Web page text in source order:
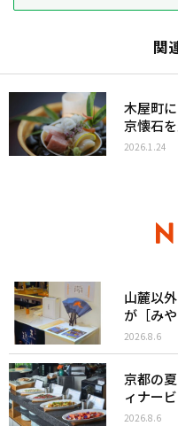
関
木屋町
京懐石
2026.1.24
山麓以
が［み
2026.8.6
京都の
ィナー
2026.8.6